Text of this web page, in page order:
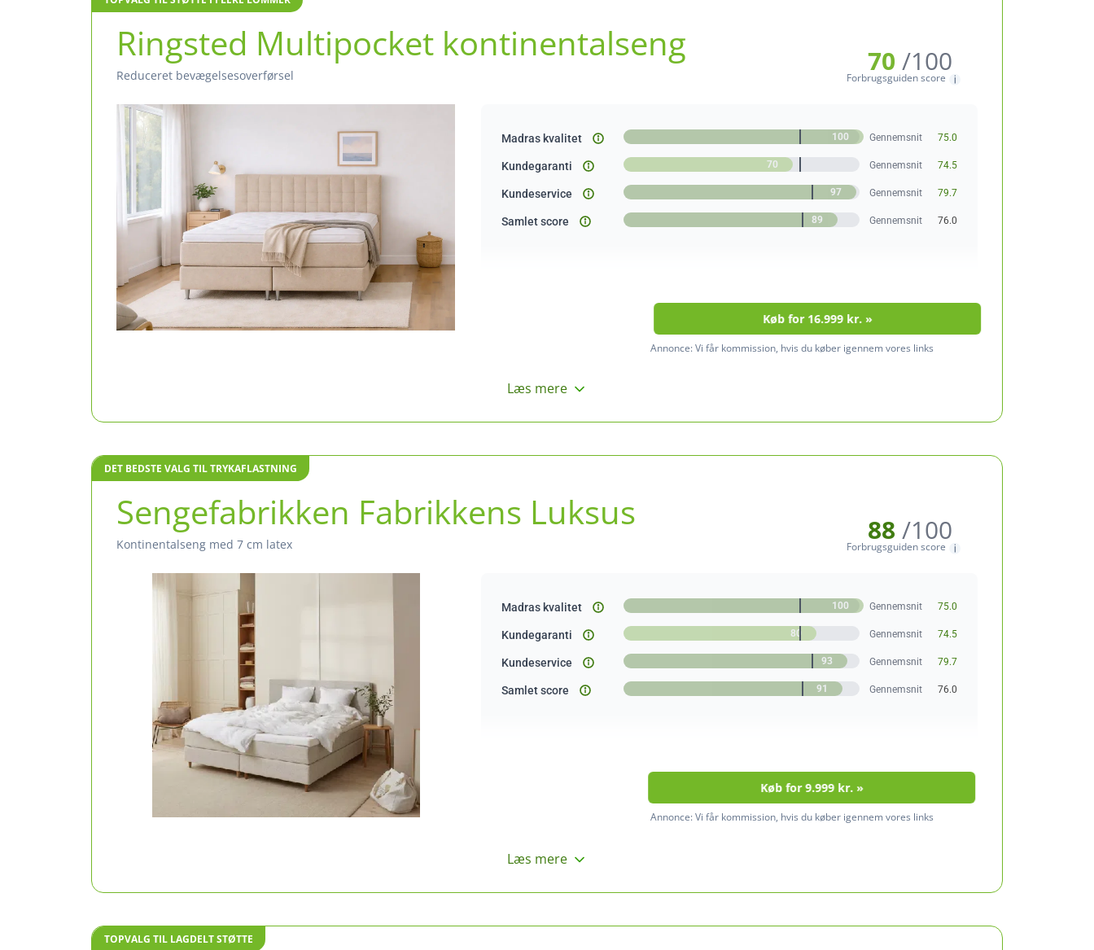
Ringsted Multipocket kontinentalseng
reduceret bevægelsesoverførsel 70 /100
Forbrugsguiden score
Madras kvalitet 100 Gennemsnit 75.0
Kundegaranti 70 Gennemsnit 74.5
Kundeservice 97 Gennemsnit 79.7
Samlet score 89 Gennemsnit 76.0
Køb for 16.999 kr. »
Annonce:Vi får kommission, hvis du køber igennem vores links
Læs mere
DET BEDSTE VALG TIL TRYKAFLASTNING
Sengefabrikken Fabrikkens Luksus
Kontinentalseng med 7 cm latex 88 /100
Forbrugsguiden score
Madras kvalitet 100 Gennemsnit 75.0
Kundegaranti 80 Gennemsnit 74.5
Kundeservice 93 Gennemsnit 79.7
Samlet score 91 Gennemsnit 76.0
Køb for 9.999 kr. »
Annonce:Vi får kommission, hvis du køber igennem vores links
Læs mere
TOPVALG TIL LAGDELT STØTTE